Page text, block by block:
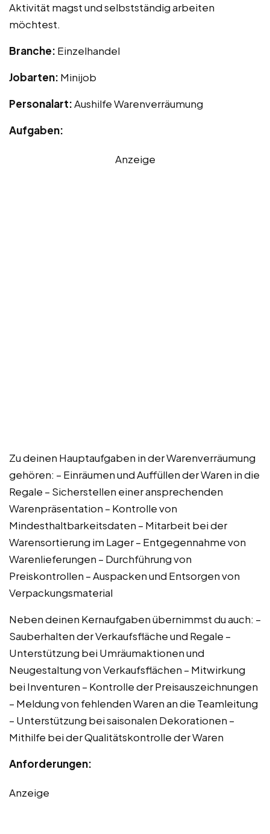
Aktivität magst und selbstständig arbeiten
möchtest.
Branche: Einzelhandel
Jobarten: Minijob
Personalart:Aushilfe Warenverräumung
Aufgaben:
Anzeige
Zu deinen Hauptaufgaben in der Warenverräumung
gehören: – Einräumen und Auffüllen der Waren in die
Regale – Sicherstellen einer ansprechenden
Warenpräsentation – Kontrolle von
Mindesthaltbarkeitsdaten – Mitarbeit bei der
Warensortierung im Lager – Entgegennahme von
Warenlieferungen – Durchführung von
Preiskontrollen – Auspacken und Entsorgen von
Verpackungsmaterial
Neben deinen Kernaufgaben übernimmst du auch: –
Sauberhalten der Verkaufsfläche und Regale –
Unterstützung bei Umräumaktionen und
Neugestaltung von Verkaufsflächen – Mitwirkung
bei Inventuren – Kontrolle der Preisauszeichnungen
– Meldung von fehlenden Waren an die Teamleitung
– Unterstützung bei saisonalen Dekorationen –
Mithilfe bei der Qualitätskontrolle der Waren
Anforderungen:
Anzeige